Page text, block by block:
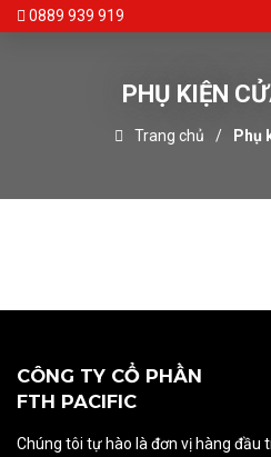
0889 939 919
PHỤ KIỆN
Trang chủ Phụ
CÔNG TY CỔ PHẦN
FTH PACIFIC
Chúng tôi tự hào là đơn vị hàng đầu